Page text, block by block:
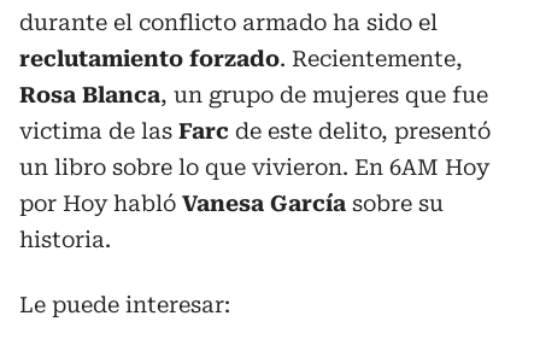
durante el conflicto armado ha sido el
reclutamiento forzado. Recientemente,
Rosa Blanca, un grupo de mujeres que fue
victima de las Farc de este delito, presentó
un libro sobre lo que vivieron. En 6AM Hoy
por Hoy habló Vanesa García sobre su
historia.
Le puede interesar: